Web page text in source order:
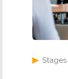
▶